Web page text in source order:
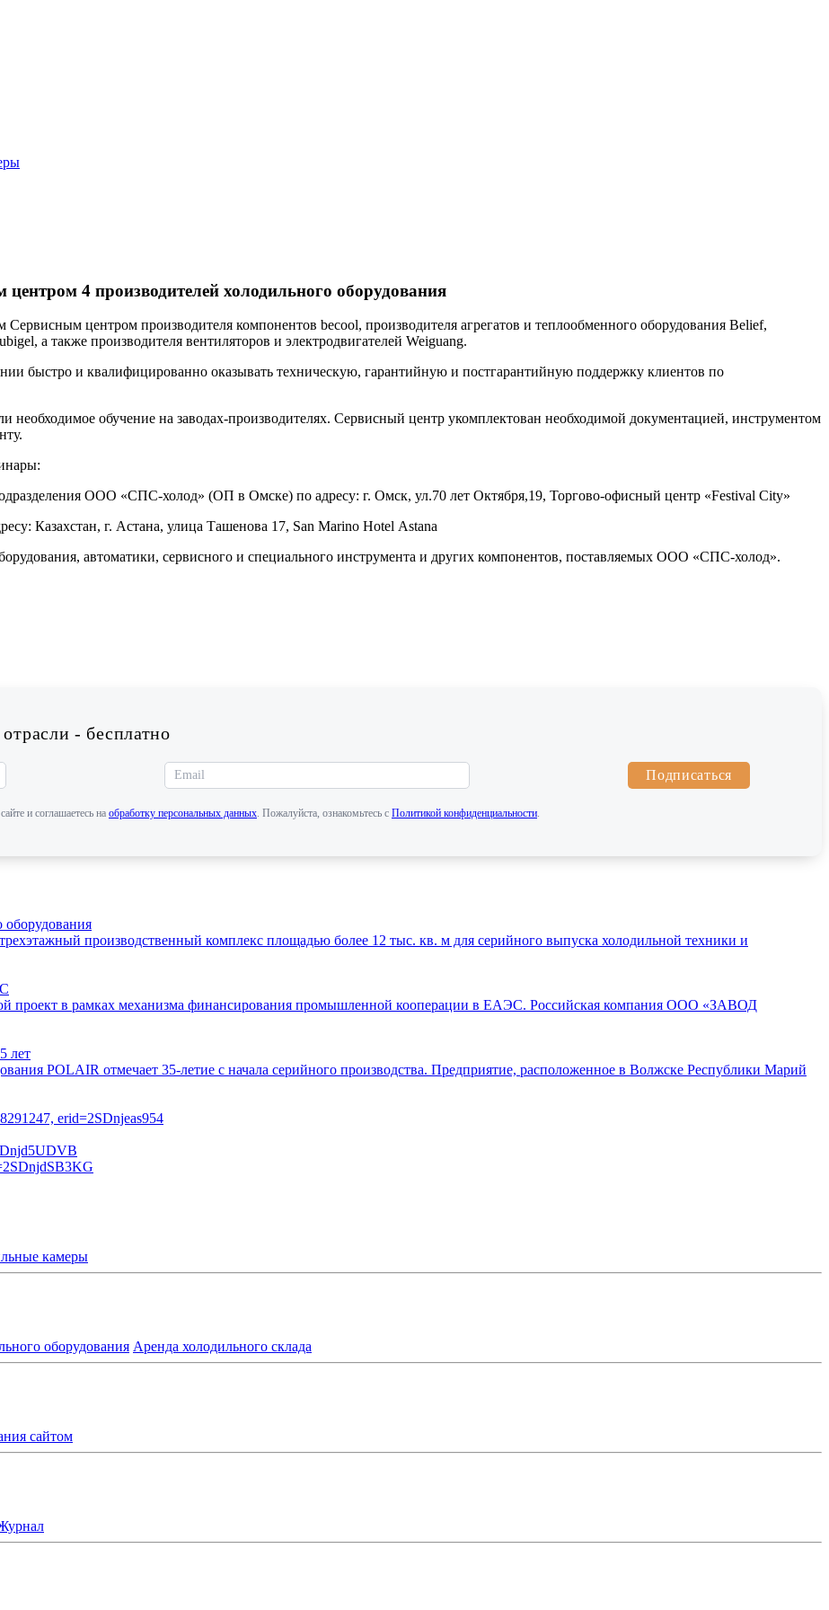
4 производителей холодильного оборудования
Сервисным центром производителя компонентов becool, производителя агрегатов и теплообменного оборудования Belief,
а также производителя вентиляторов и электродвигателей Weiguang.
быстро и квалифицированно оказывать техническую, гарантийную и постгарантийную поддержку клиентов по
обучение на заводах-производителях. Сервисный центр укомплектован необходимой документацией, инструментом
ООО «СПС-холод» (ОП в Омске) по адресу: г. Омск, ул.70 лет Октября,19, Торгово-офисный центр «Festival City»
Казахстан, г. Астана, улица Ташенова 17, San Marino Hotel Astana
автоматики, сервисного и специального инструмента и других компонентов, поставляемых ООО «СПС-холод».
- бесплатно
Подписаться
и соглашаетесь на обработку персональных данных. Пожалуйста, ознакомьтесь с Политикой конфиденциальности.
производственный комплекс площадью более 12 тыс. кв. м для серийного выпуска холодильной техники и
проект в рамках механизма финансирования промышленной кооперации в ЕАЭС. Российская компания ООО «ЗАВОД
лет
POLAIR отмечает 35-летие с начала серийного производства. Предприятие, расположенное в Волжске Республики Марий
камеры
оборудования Аренда холодильного склада
сайтом